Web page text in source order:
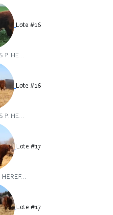
Lote #16
P. HE...
Lote #16
P. HE...
Lote #17
HEREF...
Lote #17